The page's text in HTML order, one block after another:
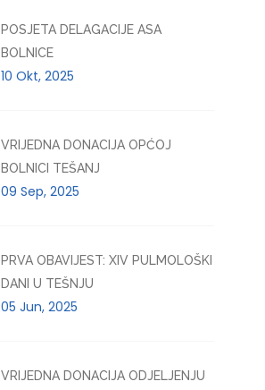
POSJETA DELAGACIJE ASA
BOLNICE
10 Okt, 2025
VRIJEDNA DONACIJA OPĆOJ
BOLNICI TEŠANJ
09 Sep, 2025
PRVA OBAVIJEST: XIV PULMOLOŠKI
DANI U TEŠNJU
05 Jun, 2025
VRIJEDNA DONACIJA ODJELJENJU